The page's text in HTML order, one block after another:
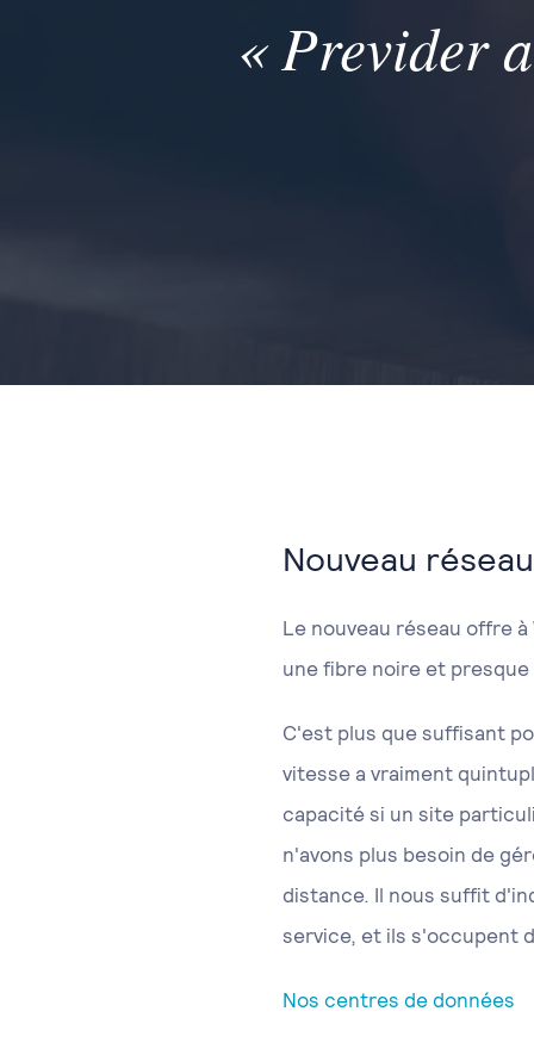
« Previder
Nouveau réseau
Le nouveau réseau offre
une fibre noire et
C'est plus que suffisant
vitesse a vraiment
capacité si un site
n'avons plus besoin de
distance. Il nous suffit
service, et ils s'occupent
Nos centres de données